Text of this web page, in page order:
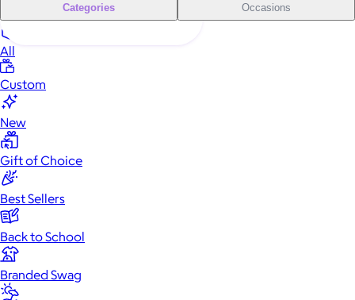
Categories Occasions
All
Custom
New
Gift of Choice
Best Sellers
Back to School
Branded Swag